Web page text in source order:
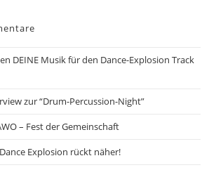
DEINE Musik für den Dance-Explosion Track
zur “Drum-Percussion-Night”
– Fest der Gemeinschaft
Dance Explosion rückt näher!